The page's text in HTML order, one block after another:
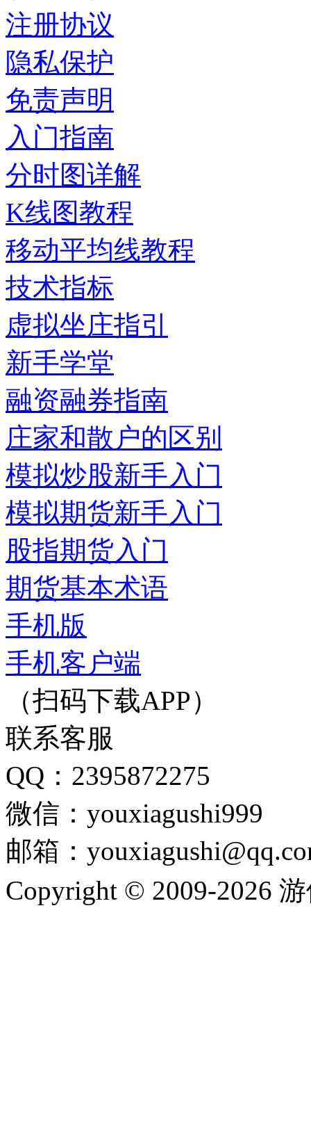
注册协议
隐私保护
免责声明
入门指南
分时图详解
K线图教程
移动平均线教程
技术指标
虚拟坐庄指引
新手学堂
融资融券指南
庄家和散户的区别
模拟炒股新手入门
模拟期货新手入门
股指期货入门
期货基本术语
手机版
手机客户端
（扫码下载APP）
联系客服
QQ：2395872275
微信：youxiagushi999
邮箱：
Copyright © 2009-2026